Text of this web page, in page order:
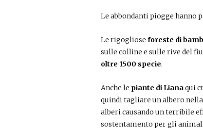
Le abbondanti piogge hanno
Le rigogliose foreste di
sulle colline e sulle rive del
oltre 1500 specie.
Anche le piante di Lianaqui
quindi tagliare un albero
alberi causando un terribile
sostentamento per gli